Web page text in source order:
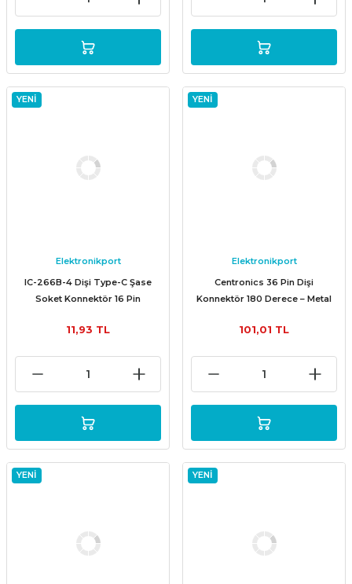
YENİ
Elektronikport
IC-266B-4 Dişi Type-C Şase
Soket Konnektör 16 Pin
11,93 TL
YENİ
Elektronikport
Centronics 36 Pin Dişi
Konnektör 180 Derece – Metal
101,01 TL
YENİ YENİ